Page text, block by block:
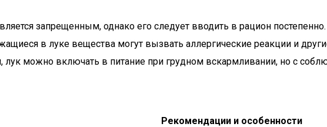
запрещенным, однако его следует вводить в рацион
в луке вещества могут вызвать аллергические реакции и
можно включать в питание при грудном вскармливании, но с
Рекомендации и особенности